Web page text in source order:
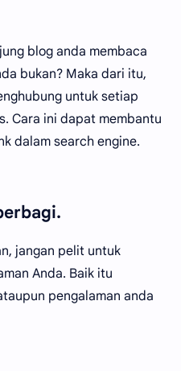
blog anda membaca
bukan? Maka dari itu,
untuk setiap
Cara ini dapat membantu
dalam search engine.
jangan pelit untuk
Anda. Baik itu
pengalaman anda